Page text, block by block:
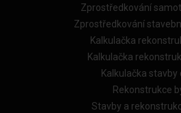
Zprostředkování
Zprostředkování
Kalkulačka
Kalkulačka
Kalkulačka stavby
Rekonstrukce
Stavby a